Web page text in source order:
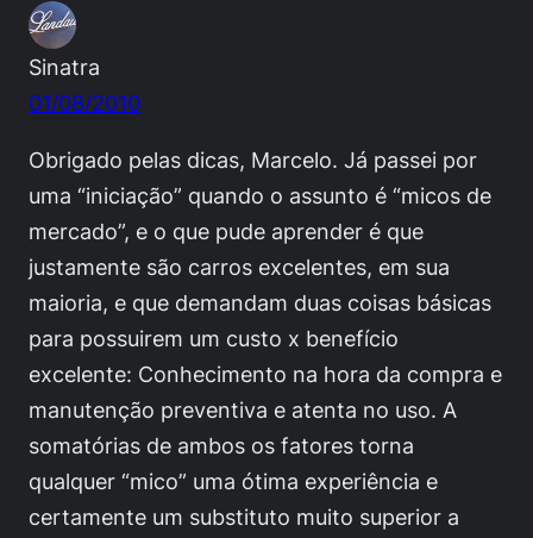
Sinatra
01/08/2010
Obrigado pelas dicas, Marcelo. Já passei por
uma “iniciação” quando o assunto é “micos de
mercado”, e o que pude aprender é que
justamente são carros excelentes, em sua
maioria, e que demandam duas coisas básicas
para possuirem um custo x benefício
excelente: Conhecimento na hora da compra e
manutenção preventiva e atenta no uso. A
somatórias de ambos os fatores torna
qualquer “mico” uma ótima experiência e
certamente um substituto muito superior a